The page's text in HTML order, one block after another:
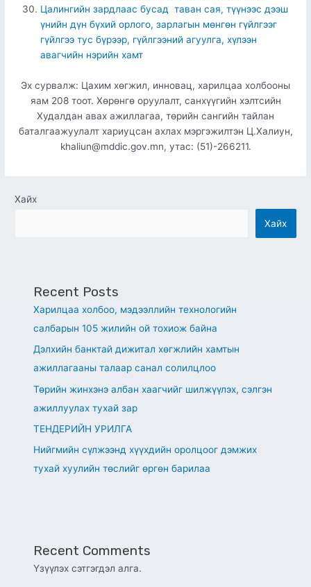
Цалингийн зардлаас бусад таван сая, түүнээс дээш
үнийн дүн бүхий орлого, зарлагын мөнгөн гүйлгээг
гүйлгээ тус бүрээр, гүйлгээний агуулга, хүлээн
авагчийн нэрийн хамт
Эх сурвалж: Цахим хөгжил, инновац, харилцаа холбооны
яам 208 тоот. Хөрөнгө оруулалт, санхүүгийн хэлтсийн
Худалдан авах ажиллагаа, төрийн сангийн тайлан
баталгаажуулалт хариуцсан ахлах мэргэжилтэн Ц.Халиун,
khaliun@mddic.gov.mn, утас: (51)-266211.
Хайх
Хайх
Recent Posts
Харилцаа холбоо, мэдээллийн технологийн
салбарын 105 жилийн ой тохиож байна
Дэлхийн банктай дижитал хөгжлийн хамтын
ажиллагааны талаар санал солилцлоо
Төрийн жинхэнэ албан хаагчийг шилжүүлэх, сэлгэн
ажиллуулах тухай зар
ТЕНДЕРИЙН УРИЛГА
Нийгмийн сүлжээнд хүүхдийн оролцоог дэмжих
тухай хуулийн төслийг өргөн барилаа
Recent Comments
Үзүүлэх сэтгэгдэл алга.